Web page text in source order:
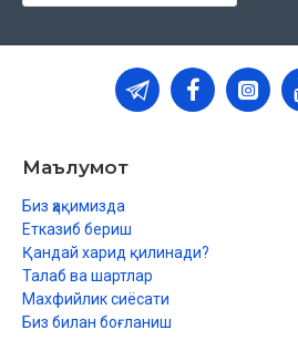
Маълумот
Биз ҳақимизда
Етказиб бериш
Қандай харид қилинади?
Талаб ва шартлар
Махфийлик сиёсати
Биз билан боғланиш